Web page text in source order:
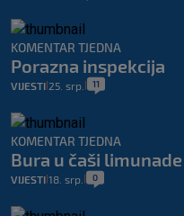
KOMENTAR TJEDNA
Porazna inspekcija
VIJESTI 25. srp. 11
KOMENTAR TJEDNA
Bura u čaši limunade
VIJESTI 18. srp. 0